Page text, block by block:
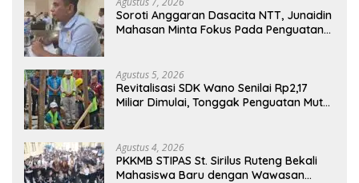
Soroti Anggaran Dasacita NTT, Junaidin
Mahasan Minta Fokus Pada Penguatan
Agustus 5, 2026
Revitalisasi SDK Wano Senilai Rp2,17
Miliar Dimulai, Tonggak Penguatan Mutu
Agustus 4, 2026
PKKMB STIPAS St. Sirilus Ruteng Bekali
Mahasiswa Baru dengan Wawasan